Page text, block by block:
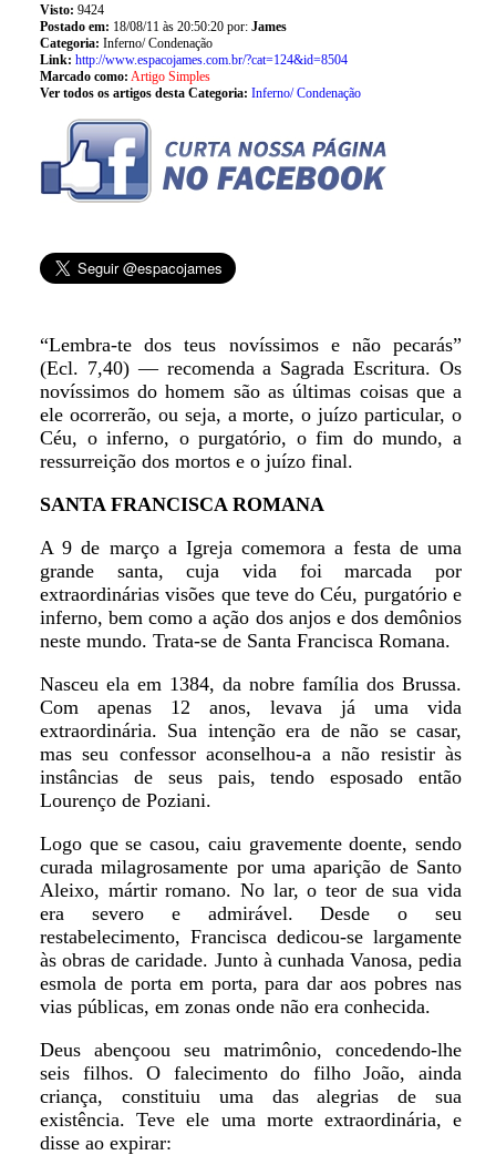
Visto: 9424
Postado em: 18/08/11 às 20:50:20 por: James
Categoria: Inferno/ Condenação
Link: http://www.espacojames.com.br/?cat=124&id=8504
Marcado como: Artigo Simples
Ver todos os artigos desta Categoria: Inferno/ Condenação
“Lembra-te dos teus novíssimos e não pecarás”
(Ecl. 7,40) — recomenda a Sagrada Escritura. Os
novíssimos do homem são as últimas coisas que a
ele ocorrerão, ou seja, a morte, o juízo particular, o
Céu, o inferno, o purgatório, o fim do mundo, a
ressurreição dos mortos e o juízo final.
SANTA FRANCISCA ROMANA
A 9 de março a Igreja comemora a festa de uma
grande santa, cuja vida foi marcada por
extraordinárias visões que teve do Céu, purgatório e
inferno, bem como a ação dos anjos e dos demônios
neste mundo. Trata-se de Santa Francisca Romana.
Nasceu ela em 1384, da nobre família dos Brussa.
Com apenas 12 anos, levava já uma vida
extraordinária. Sua intenção era de não se casar,
mas seu confessor aconselhou-a a não resistir às
instâncias de seus pais, tendo esposado então
Lourenço de Poziani.
Logo que se casou, caiu gravemente doente, sendo
curada milagrosamente por uma aparição de Santo
Aleixo, mártir romano. No lar, o teor de sua vida
era severo e admirável. Desde o seu
restabelecimento, Francisca dedicou-se largamente
às obras de caridade. Junto à cunhada Vanosa, pedia
esmola de porta em porta, para dar aos pobres nas
vias públicas, em zonas onde não era conhecida.
Deus abençoou seu matrimônio, concedendo-lhe
seis filhos. O falecimento do filho João, ainda
criança, constituiu uma das alegrias de sua
existência. Teve ele uma morte extraordinária, e
disse ao expirar: